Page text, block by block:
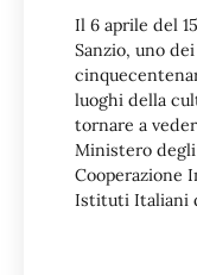
Il 6 aprile del
Sanzio, uno
luoghi della
tornare a
Ministero
Cooperazione
Istituti Italiani